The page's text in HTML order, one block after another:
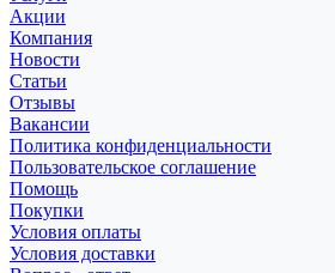
Акции
Компания
Новости
Статьи
Отзывы
Вакансии
Политика конфиденциальности
Пользовательское соглашение
Помощь
Покупки
Условия оплаты
Условия доставки